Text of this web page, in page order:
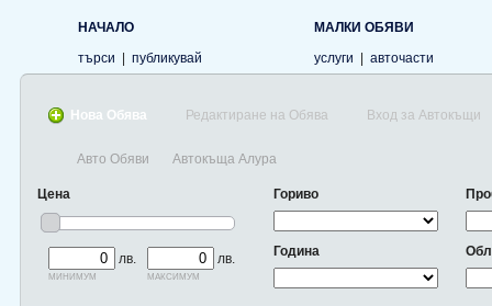
НАЧАЛО
търси
публикувай
МАЛКИ ОБЯВИ
услуги
авточасти
Нова Обява Редактиране на Обява Вход за Автокъщи
Авто Обяви Автокъща Алура
Цена
лв.
минимум
лв.
максимум
Гориво
Година